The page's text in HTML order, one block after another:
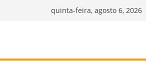
quinta-feira, agosto 6, 2026